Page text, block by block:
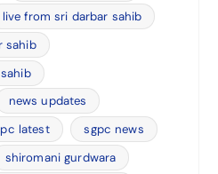
live from sri darbar sahib
sahib
news updates
latest
sgpc news
shiromani gurdwara